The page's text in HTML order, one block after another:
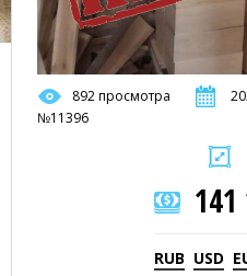
892 просмотра
№11396
141
RUB USD